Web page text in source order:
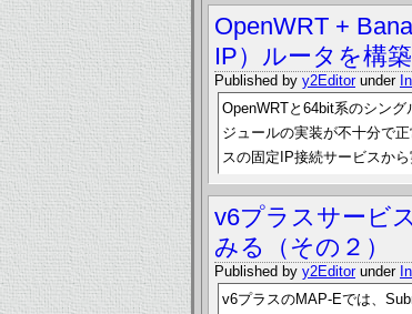
OpenWRT +
IP）ルータを構
Published by y2Editorunder
OpenWRTと64bit系のシン
ジュールの実装が不十分で
スの固定IP接続サービスか
v6プラスサービ
みる（その２）
Published by y2Editorunder
v6プラスのMAP-Eでは、